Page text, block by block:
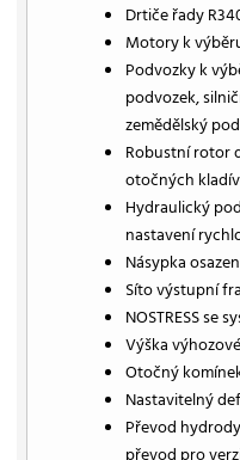
Drtiče řady
Motory k
Podvozky k
podvozek,
zemědělský
Robustní rotor
otočných
Hydraulický
nastavení
Násypka
Síto výstupní
NOSTRESS se
Výška
Otočný
Nastavitelný
Převod